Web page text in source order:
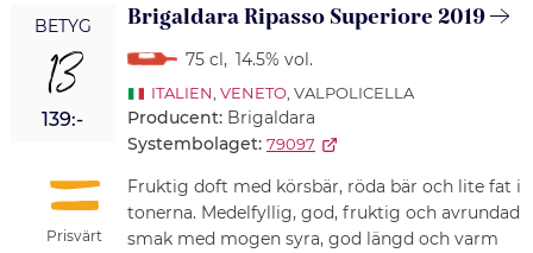
BETYG
13
139:-
Prisvärt
Brigaldara Ripasso Superiore 2019
75 cl, 14.5% vol.
ITALIEN VENETO, VALPOLICELLA
Producent: Brigaldara
Systembolaget: 79097
Fruktig doft med körsbär, röda bär och lite fat i
tonerna. Medelfyllig, god, fruktig och avrundad
smak med mogen syra, god längd och varm